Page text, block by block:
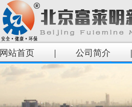
网站首页 | 公司简介 |